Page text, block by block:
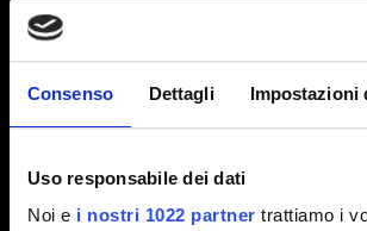
Consenso Dettagli Impostazioni
Uso responsabile dei dati
Noi e i nostri 1022 partner trattiamo i
Periferiche supportate
Voglio segnalare un problema